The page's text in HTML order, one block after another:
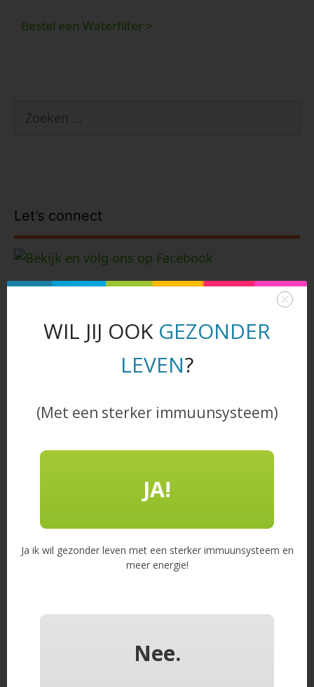
Bestel een Waterfilter >
Zoek
naar:
Let’s connect
Recente
waterfilter precies?
groot effect
Alles over waterfilters: jouw complete gids
WIL JIJ OOK GEZONDER
LEVEN?
(Met een sterker immuunsysteem)
JA!
Ja ik wil gezonder leven met een sterker immuunsysteem en
meer energie!
Nee.